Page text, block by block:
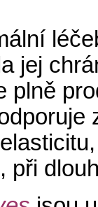
jej
plně
při